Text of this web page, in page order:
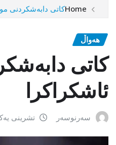
Homeكاتی دابەشكردنی مووچەی
هەواڵ
ئاشكراكرا
سەرنوسەر تشرینی یەکەم 6,